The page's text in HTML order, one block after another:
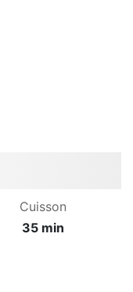
Cuisson
35 min